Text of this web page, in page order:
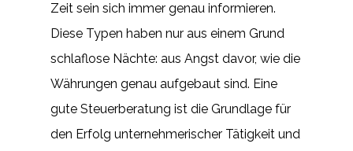
Zeit sein sich immer genau informieren.
Diese Typen haben nur aus einem Grund
schlaflose Nächte: aus Angst davor, wie die
Währungen genau aufgebaut sind. Eine
gute Steuerberatung ist die Grundlage für
den Erfolg unternehmerischer Tätigkeit und